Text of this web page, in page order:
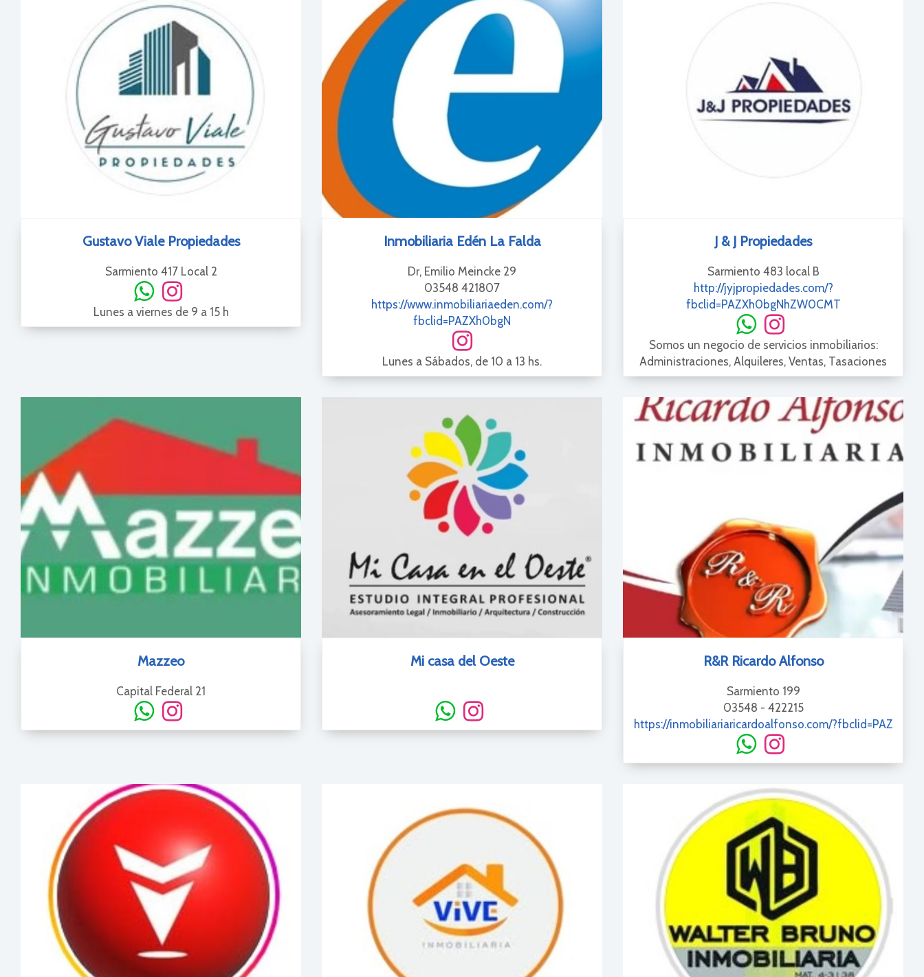
Gustavo Viale Propiedades
Sarmiento 417 Local 2
Lunes a viernes de 9 a 15 h
Inmobiliaria Edén La Falda
Dr, Emilio Meincke 29
03548 421807
https://www.inmobiliariaeden.com/?
fbclid=PAZXh0bgN
Lunes a Sábados, de 10 a 13 hs.
J & J Propiedades
Sarmiento 483 local B
http://jyjpropiedades.com/?
fbclid=PAZXh0bgNhZW0CMT
Somos un negocio de servicios inmobiliarios:
Administraciones, Alquileres, Ventas, Tasaciones
Mazzeo
Capital Federal 21
Mi casa del Oeste R&R Ricardo Alfonso
Sarmiento 199
03548 - 422215
https://inmobiliariaricardoalfonso.com/?fbclid=PAZ